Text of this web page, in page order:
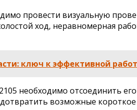
провести визуальную
ход, неравномерная
ключ к эффективной
необходимо отсоединить
возможные